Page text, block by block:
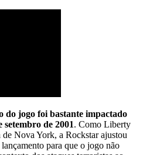
do jogo foi bastante impactado
setembro de 2001. Como Liberty
Nova York, a Rockstar ajustou
para que o jogo não